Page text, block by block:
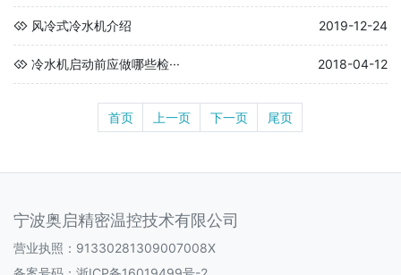
风冷式冷水机介绍 2019-12-24
冷水机启动前应做哪些检··· 2018-04-12
首页 上一页 下一页 尾页
宁波奥启精密温控技术有限公司
营业执照：91330281309007008X